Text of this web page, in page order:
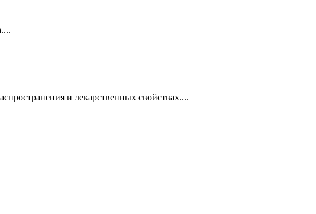
и лекарственных свойствах....